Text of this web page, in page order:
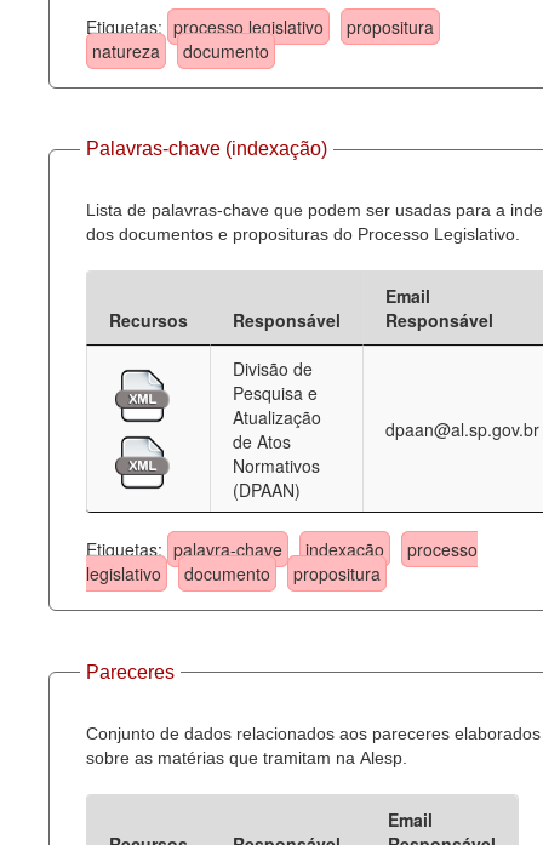
Etiquetas: processo legislativo
propositura
natureza
documento
Palavras-chave (indexação)
Lista de palavras-chave que podem ser usadas para a
dos documentos e proposituras do Processo Legislativo.
Recursos Responsável
Email
Responsável
Divisão de
Pesquisa e
Atualização
de Atos
Normativos
(DPAAN)
dpaan@al.sp.gov.br
Etiquetas: palavra-chave indexação
processo
legislativo
documento propositura
Pareceres
Conjunto de dados relacionados aos pareceres elaborados
sobre as matérias que tramitam na Alesp.
Email